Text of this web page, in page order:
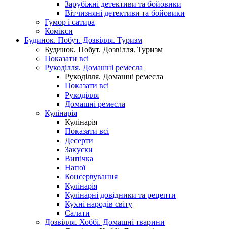
Зарубіжні детективи та бойовики
Вітчизняні детективи та бойовики
Гумор і сатира
Комікси
Будинок. Побут. Дозвілля. Туризм
Будинок. Побут. Дозвілля. Туризм
Показати всі
Рукоділля. Домашні ремесла
Рукоділля. Домашні ремесла
Показати всі
Рукоділля
Домашні ремесла
Кулінарія
Кулінарія
Показати всі
Десерти
Закуски
Випічка
Напої
Консервування
Кулінарія
Кулінарні довідники та рецепти
Кухні народів світу
Салати
Дозвілля. Хоббі. Домашні тварини